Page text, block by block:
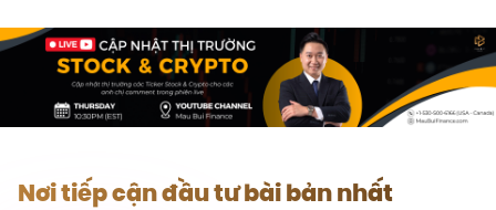
Nơi tiếp cận đầu tư bài bản nhất